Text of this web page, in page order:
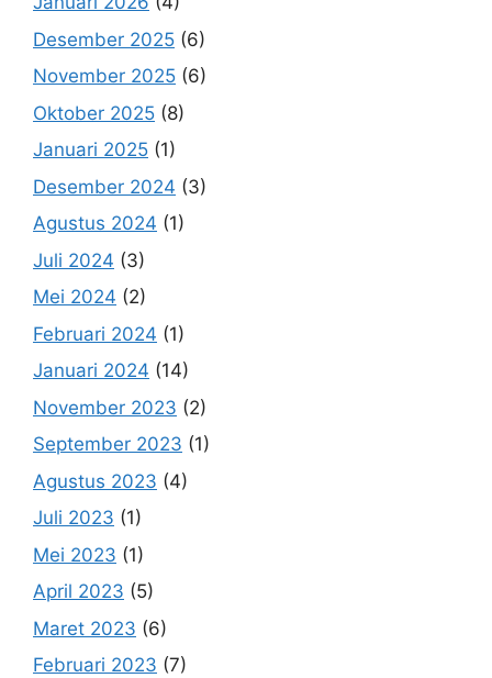
Desember 2025 (6)
November 2025 (6)
Oktober 2025 (8)
Januari 2025 (1)
Desember 2024 (3)
Agustus 2024 (1)
Juli 2024 (3)
Mei 2024 (2)
Februari 2024 (1)
Januari 2024 (14)
November 2023 (2)
September 2023 (1)
Agustus 2023 (4)
Juli 2023 (1)
Mei 2023 (1)
April 2023 (5)
Maret 2023 (6)
Februari 2023 (7)